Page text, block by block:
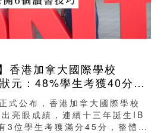
香港加拿大國際學校
元：48%學生考獲40分以
6個備考心得
公布，香港加拿大國際學校
亮眼成績，連續十三年誕生IB
3位學生考獲滿分45分，整體平